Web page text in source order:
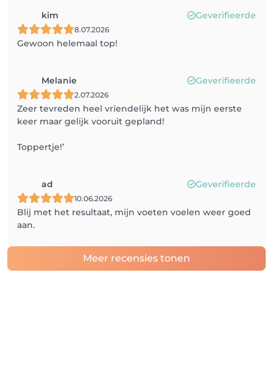
kim Geverifieerde
8.07.2026
Gewoon helemaal top!
Melanie Geverifieerde
2.07.2026
Zeer tevreden heel vriendelijk het was mijn eerste
keer maar gelijk vooruit gepland!
Toppertje!’
ad Geverifieerde
10.06.2026
Blij met het resultaat, mijn voeten voelen weer goed
aan.
Meer recensies tonen